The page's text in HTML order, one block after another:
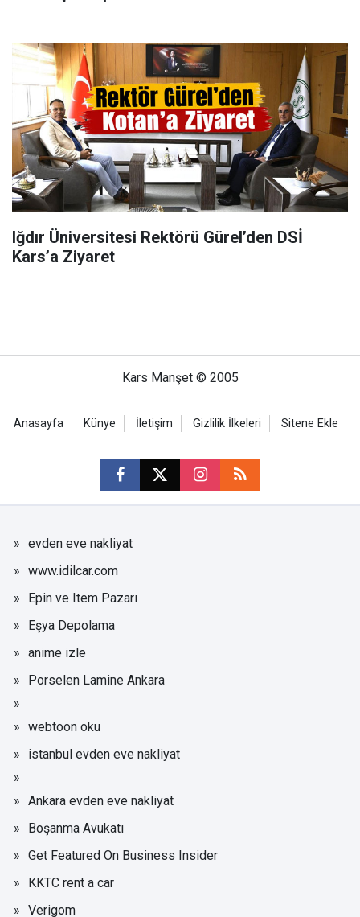
Iğdır Üniversitesi Rektörü Gürel’den DSİ
Kars’a Ziyaret
Kars Manşet © 2005
Anasayfa Künye İletişim Gizlilik İlkeleri Sitene Ekle
evden eve nakliyat
www.idilcar.com
Epin ve Item Pazarı
Eşya Depolama
anime izle
Porselen Lamine Ankara
webtoon oku
istanbul evden eve nakliyat
Ankara evden eve nakliyat
Boşanma Avukatı
Get Featured On Business Insider
KKTC rent a car
Verigom